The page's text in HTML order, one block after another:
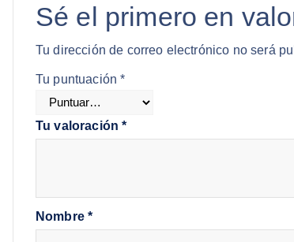
Sé el primero en
Tu dirección de correo electrónico no será
Tu puntuación*
Tu valoración*
Nombre*